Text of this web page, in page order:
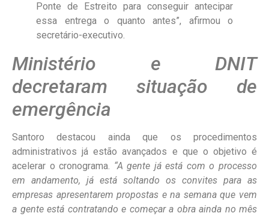
Ponte de Estreito para conseguir antecipar
essa entrega o quanto antes”, afirmou o
secretário-executivo.
Ministério e DNIT
decretaram situação de
emergência
Santoro destacou ainda que os procedimentos
administrativos já estão avançados e que o objetivo é
acelerar o cronograma. “A gente já está com o processo
em andamento, já está soltando os convites para as
empresas apresentarem propostas e na semana que vem
a gente está contratando e começar a obra ainda no mês